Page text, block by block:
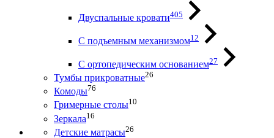
Двуспальные кровати405
С подъемным механизмом12
С ортопедическим основанием27
Тумбы прикроватные26
Комоды76
Гримерные столы10
Зеркала16
Детские матрасы26